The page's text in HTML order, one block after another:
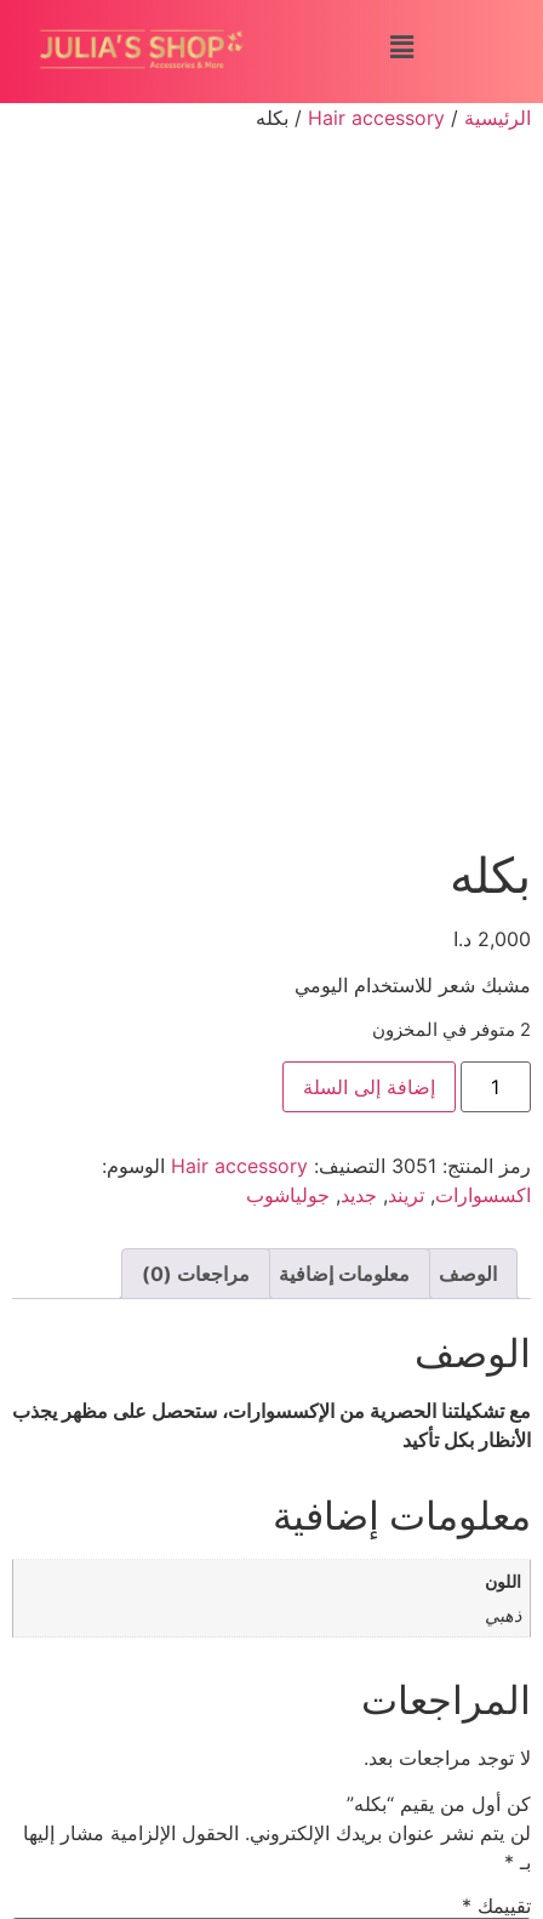
الرئيسية /
Hair accessory / بكله
بكله
2,000 د.ا
مشبك شعر للاستخدام اليومي
2 متوفر في المخزون
إضافة إلى السلة
رمز المنتج: 3051 التصنيف: Hair accessory الوسوم:
اكسسوارات, تريند, جديد, جولياشوب
الوصف معلومات إضافية مراجعات (0)
الوصف
مع تشكيلتنا الحصرية من الإكسسوارات، ستحصل على مظهر يجذب
الأنظار بكل تأكيد
معلومات إضافية
اللون
ذهبي
المراجعات
لا توجد مراجعات بعد.
كن أول من يقيم “بكله”
لن يتم نشر عنوان بريدك الإلكتروني. الحقول الإلزامية مشار إليها
بـ *
تقييمك *